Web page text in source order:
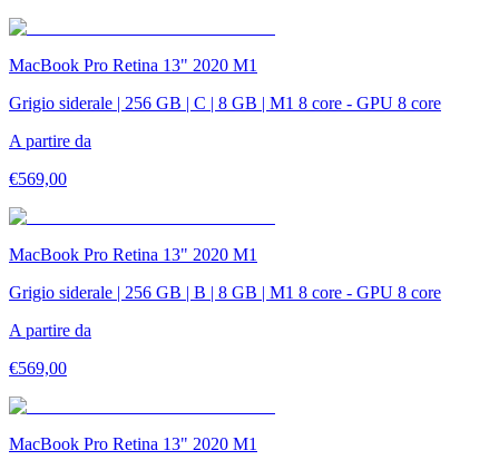
MacBook Pro Retina 13" 2020 M1
Grigio siderale | 256 GB | C | 8 GB | M1 8 core - GPU 8 core
A partire da
€569,00
MacBook Pro Retina 13" 2020 M1
Grigio siderale | 256 GB | B | 8 GB | M1 8 core - GPU 8 core
A partire da
€569,00
MacBook Pro Retina 13" 2020 M1